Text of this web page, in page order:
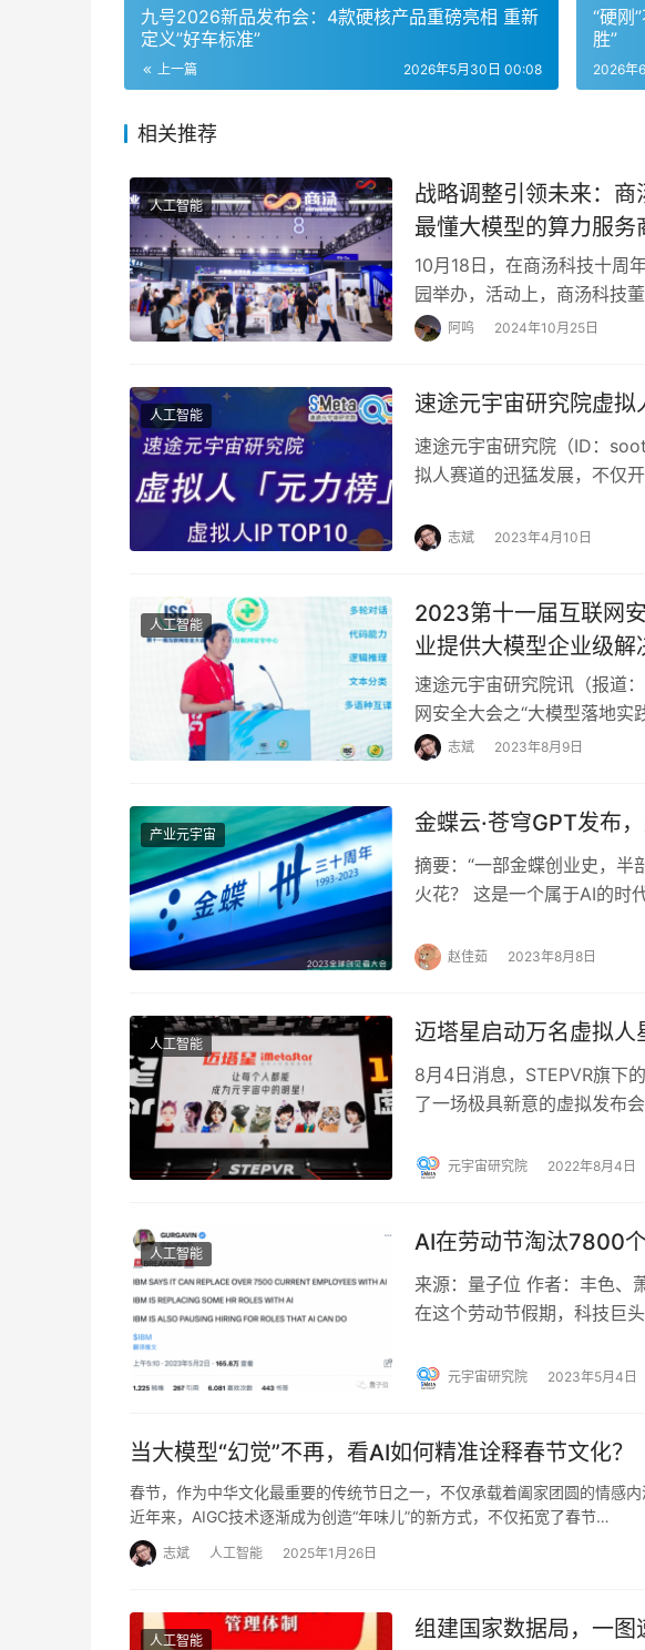
九号2026新品发布会：4款硬核产品重磅亮相 重新
定义”好车标准”
上一篇 2026年5月30日 00:08
“硬刚
胜”
2026年
相关推荐
人工智能
战略调整引领未来：
最懂大模型的算力服务
10月18日，在商汤科技十周
园举办，活动上，商汤科技
的转折点，在人工智能2.0时
阿呜 2024年10月25日
人工智能 速途元宇宙研究院虚
速途元宇宙研究院（ID：
拟人赛道的迅猛发展，不仅
志斌 2023年4月10日
人工智能
2023第十一届互联网
业提供大模型企业级解
速途元宇宙研究院讯（报道
网安全大会之“大模型落地实
术、平台、场景的多方专家
志斌 2023年8月9日
产业元宇宙 金蝶云·苍穹GPT发布
摘要：“一部金蝶创业史，半
火花？ 这是一个属于AI的时
赵佳茹 2023年8月8日
人工智能 迈塔星启动万名虚拟
8月4日消息，STEPVR旗下
了一场极具新意的虚拟发布
元宇宙研究院 2022年8月4日
人工智能 AI在劳动节淘汰7800
来源：量子位 作者：丰色、
在这个劳动节假期，科技巨
元宇宙研究院 2023年5月4日
当大模型“幻觉”不再，看AI如何精准诠释春节文化？
春节，作为中华文化最重要的传统节日之一，不仅承载着阖家团圆的情感
近年来，AIGC技术逐渐成为创造“年味儿”的新方式，不仅拓宽了春节…
志斌 人工智能 2025年1月26日
人工智能 组建国家数据局，一